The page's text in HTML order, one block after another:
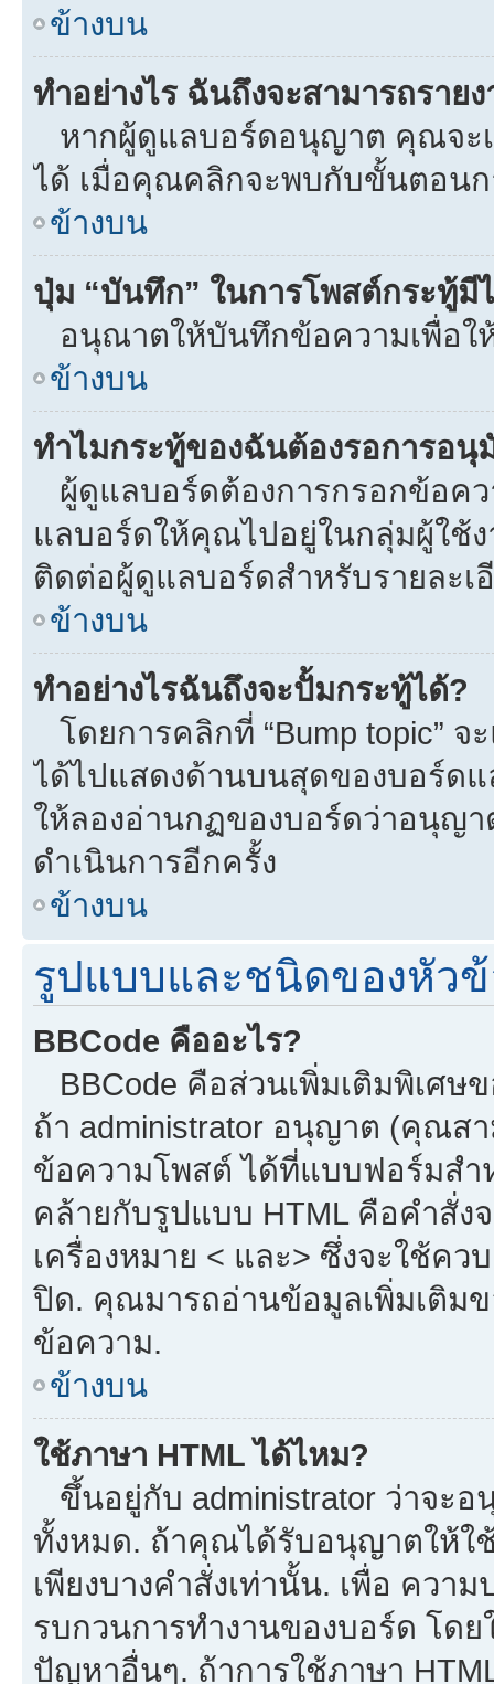
ข้างบน
ทำอย่างไร ฉันถึงจะสามารถรา
หากผู้ดูแลบอร์ดอนุญาต คุณจะเ
ได้ เมื่อคุณคลิกจะพบกับขั้นตอนก
ข้างบน
ปุ่ม “บันทึก” ในการโพสต์กระทู้มี
อนุณาตให้บันทึกข้อความเพื่อใ
ข้างบน
ทำไมกระทู้ของฉันต้องรอการอนุ
ผู้ดูแลบอร์ดต้องการกรอกข้อค
แลบอร์ดให้คุณไปอยู่ในกลุ่มผู้ใช้
ติดต่อผู้ดูแลบอร์ดสำหรับรายละเ
ข้างบน
ทำอย่างไรฉันถึงจะปั้มกระทู้ได้?
โดยการคลิกที่ “Bump topic”
ได้ไปแสดงด้านบนสุดของบอร์ด
ให้ลองอ่านกฏของบอร์ดว่าอนุญ
ดำเนินการอีกครั้ง
ข้างบน
รูปแบบและชนิดของหัว
BBCode คืออะไร?
BBCode คือส่วนเพิ่มเติมพิเศษ
ถ้า administrator อนุญาต (คุณส
ข้อความโพสต์ ได้ที่แบบฟอร์มสำ
คล้ายกับรูปแบบ HTML คือคำสั่ง
เครื่องหมาย < และ> ซึ่งจะใช้ค
ปิด. คุณมารถอ่านข้อมูลเพิ่มเติม
ข้อความ.
ข้างบน
ใช้ภาษา HTML ได้ไหม?
ขึ้นอยู่กับ administrator ว่าจะ
ทั้งหมด. ถ้าคุณได้รับอนุญาตให้ใ
เพียงบางคำสั่งเท่านั้น. เพื่อ ควา
รบกวนการทำงานของบอร์ด โด
ปัญหาอื่นๆ. ถ้าการใช้ภาษา